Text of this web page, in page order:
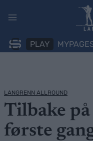
PLAY
LANGRENN ALLROUND
Tilbake
første